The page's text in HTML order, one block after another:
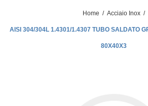
Home / Acciaio Inox /
AISI 304/304L 1.4301/1.4307 TUBO SALDATO
80X40X3